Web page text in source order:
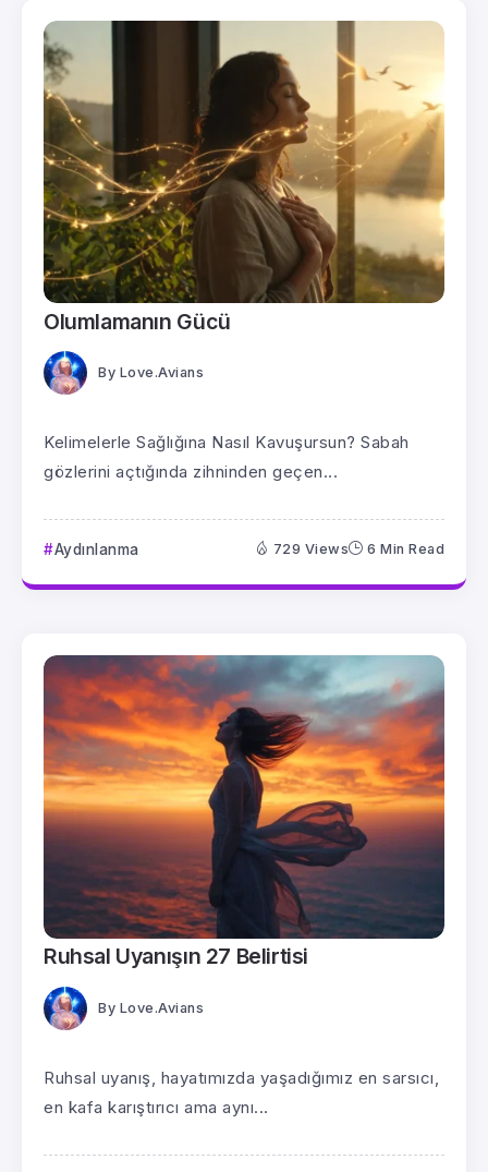
Olumlamanın Gücü
By Love.Avians
Kelimelerle Sağlığına Nasıl Kavuşursun? Sabah
gözlerini açtığında zihninden geçen...
Aydınlanma 729 Views 6 Min Read
Ruhsal Uyanışın 27 Belirtisi
By Love.Avians
Ruhsal uyanış, hayatımızda yaşadığımız en sarsıcı,
en kafa karıştırıcı ama aynı...